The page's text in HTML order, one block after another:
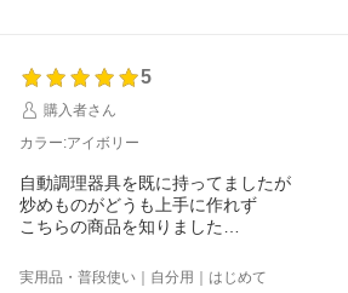
5
購入者さん
カラー:アイボリー
自動調理器具を既に持ってましたが
炒めものがどうも上手に作れず
こちらの商品を知りました
自動メニューとかはもう少しわかりやすい
実用品・普段使い｜自分用｜はじめて